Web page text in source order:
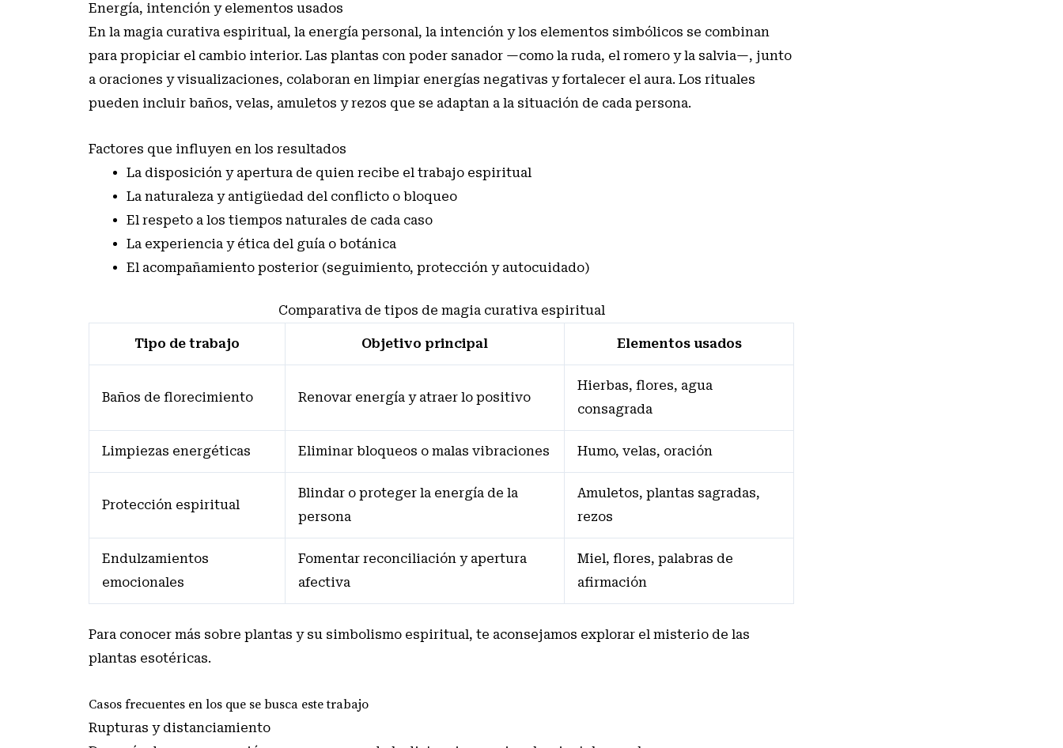
Energía, intención y elementos usados
En la magia curativa espiritual, la energía personal, la intención y los elementos simbólicos se combinan
para propiciar el cambio interior. Las plantas con poder sanador —como la ruda, el romero y la salvia—, junto
a oraciones y visualizaciones, colaboran en limpiar energías negativas y fortalecer el aura. Los rituales
pueden incluir baños, velas, amuletos y rezos que se adaptan a la situación de cada persona.
Factores que influyen en los resultados
La disposición y apertura de quien recibe el trabajo espiritual
La naturaleza y antigüedad del conflicto o bloqueo
El respeto a los tiempos naturales de cada caso
La experiencia y ética del guía o botánica
El acompañamiento posterior (seguimiento, protección y autocuidado)
Comparativa de tipos de magia curativa espiritual
Tipo de trabajo Objetivo principal Elementos usados
Baños de florecimiento Renovar energía y atraer lo positivo
Hierbas, flores, agua
consagrada
Limpiezas energéticas Eliminar bloqueos o malas vibraciones Humo, velas, oración
Protección espiritual
Blindar o proteger la energía de la
persona
Amuletos, plantas sagradas,
rezos
Endulzamientos
emocionales
Fomentar reconciliación y apertura
afectiva
Miel, flores, palabras de
afirmación
Para conocer más sobre plantas y su simbolismo espiritual, te aconsejamos explorar el misterio de las
plantas esotéricas.
Casos frecuentes en los que se busca este trabajo
Rupturas y distanciamiento